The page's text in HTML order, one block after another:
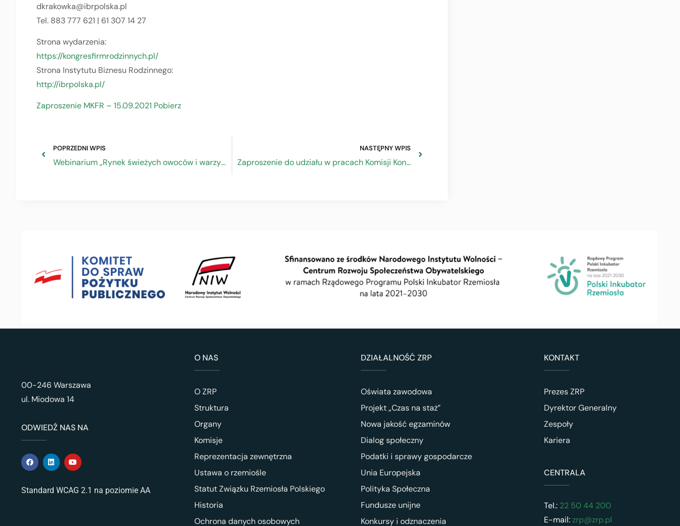
dkrakowka@ibrpolska.pl
Tel. 883 777 621 | 61 307 14 27
Strona wydarzenia:
https://kongresfirmrodzinnych.pl/
Strona Instytutu Biznesu Rodzinnego:
http://ibrpolska.pl/
Zaproszenie MKFR – 15.09.2021 Pobierz
POPRZEDNI WPIS
Webinarium „Rynek świeżych owoców i warzyw – trendy oraz perspektywy rozwoju sektora”
NASTĘPNY WPIS
Zaproszenie do udziału w pracach Komisji Konkursowej Rządowego Programu Polski Inkubator Rzemiosła na lata 2021-2030, edycja 2021
00-246 Warszawa
ul. Miodowa 14
ODWIEDŹ NAS NA
Standard WCAG 2.1 na poziomie AA
O NAS
O ZRP
Struktura
Organy
Komisje
Reprezentacja zewnętrzna
Ustawa o rzemiośle
Statut Związku Rzemiosła Polskiego
Historia
Ochrona danych osobowych
DZIAŁALNOŚĆ ZRP
Oświata zawodowa
Projekt „Czas na staż”
Nowa jakość egzaminów
Dialog społeczny
Podatki i sprawy gospodarcze
Unia Europejska
Polityka Społeczna
Fundusze unijne
Konkursy i odznaczenia
KONTAKT
Prezes ZRP
Dyrektor Generalny
Zespoły
Kariera
CENTRALA
Tel.:22 50 44 200
E-mail:zrp@zrp.pl